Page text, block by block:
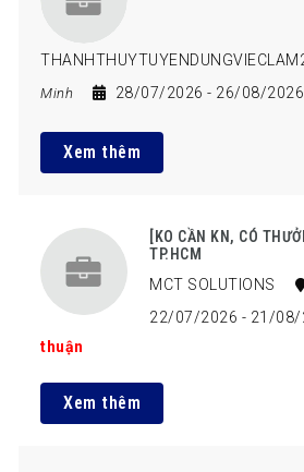
Minh
28/07/2026- 26/08/2026
Xem thêm
[KO CẦN KN, CÓ
TP.HCM
MCT SOLUTIONS
22/07/2026 - 21/08/
thuận
Xem thêm